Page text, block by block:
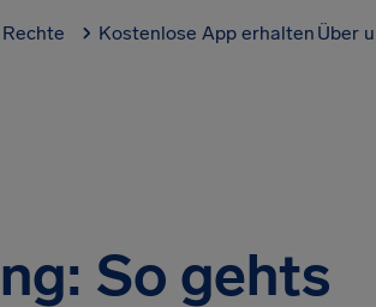
Kostenlose App erhalten Über
So gehts